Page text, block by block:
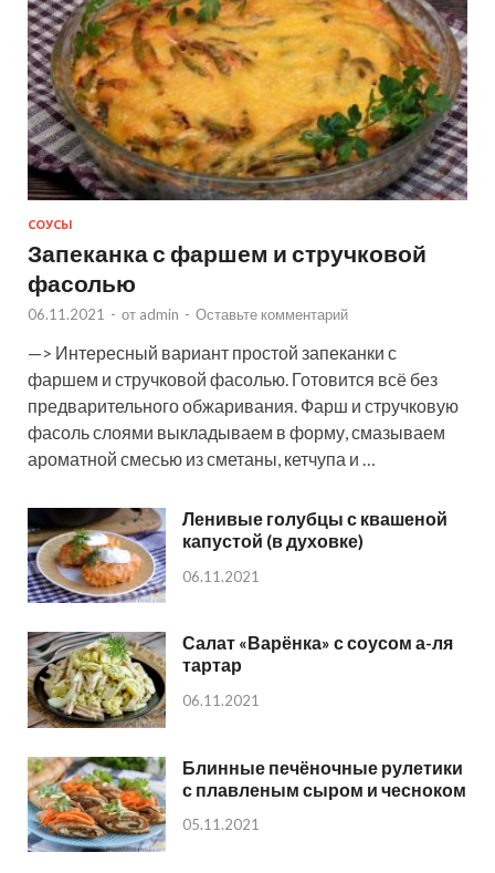
СОУСЫ
Запеканка с фаршем и стручковой
фасолью
06.11.2021 - от admin - Оставьте комментарий
—> Интересный вариант простой запеканки с
фаршем и стручковой фасолью. Готовится всё без
предварительного обжаривания. Фарш и стручковую
фасоль слоями выкладываем в форму, смазываем
ароматной смесью из сметаны, кетчупа и …
Ленивые голубцы с квашеной
капустой (в духовке)
06.11.2021
Салат «Варёнка» с соусом а-ля
тартар
06.11.2021
Блинные печёночные рулетики
с плавленым сыром и чесноком
05.11.2021